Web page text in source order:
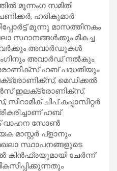
മൂന്നംഗ സമിതി
പണിക്കർ, ഹരികുമാർ
മൂന്നു മാസത്തിനകം
സ്ഥാനങ്ങൾക്കും മികച്ച
അവാർഡുകൾ
അവാർഡ് നൽകും.
ഹബ് പദ്ധതിയും
മെഡിക്കൽ
ഇലക്‌ട്രോണിക്‌സ്,
ചിപ് കപ്പാസിറ്റർ
ഹബ്
വാഹന സോൺ
മാസ്റ്റർ പ്‌ളാനും
സ്ഥാപനങ്ങളുടെ
കിൻഫ്രയുമായി ചേർന്ന്